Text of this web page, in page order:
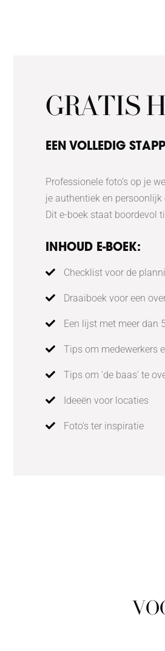
GRATIS
EEN VOLLEDIG
Professionele foto’s op je
je authentiek en
Dit e-boek staat boordevol
INHOUD E-BOEK:
Checklist voor de
Draaiboek voor een
Een lijst met meer dan
Tips om medewerkers
Tips om 'de baas' te
Ideeën voor locaties
Foto's ter inspiratie